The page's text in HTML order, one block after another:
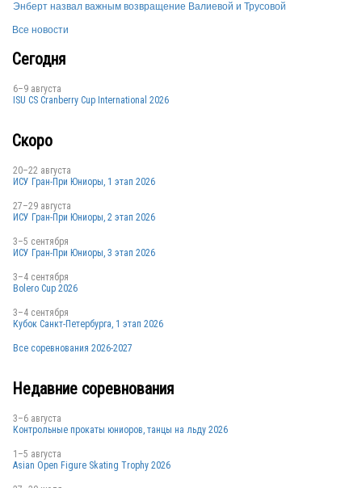
Энберт назвал важным возвращение Валиевой и Трусовой
Все новости
Сегодня
6–9 августа
ISU CS Cranberry Cup International 2026
Скоро
20–22 августа
ИСУ Гран-При Юниоры, 1 этап 2026
27–29 августа
ИСУ Гран-При Юниоры, 2 этап 2026
3–5 сентября
ИСУ Гран-При Юниоры, 3 этап 2026
3–4 сентября
Bolero Cup 2026
3–4 сентября
Кубок Санкт-Петербурга, 1 этап 2026
Все соревнования 2026-2027
Недавние соревнования
3–6 августа
Контрольные прокаты юниоров, танцы на льду 2026
1–5 августа
Asian Open Figure Skating Trophy 2026